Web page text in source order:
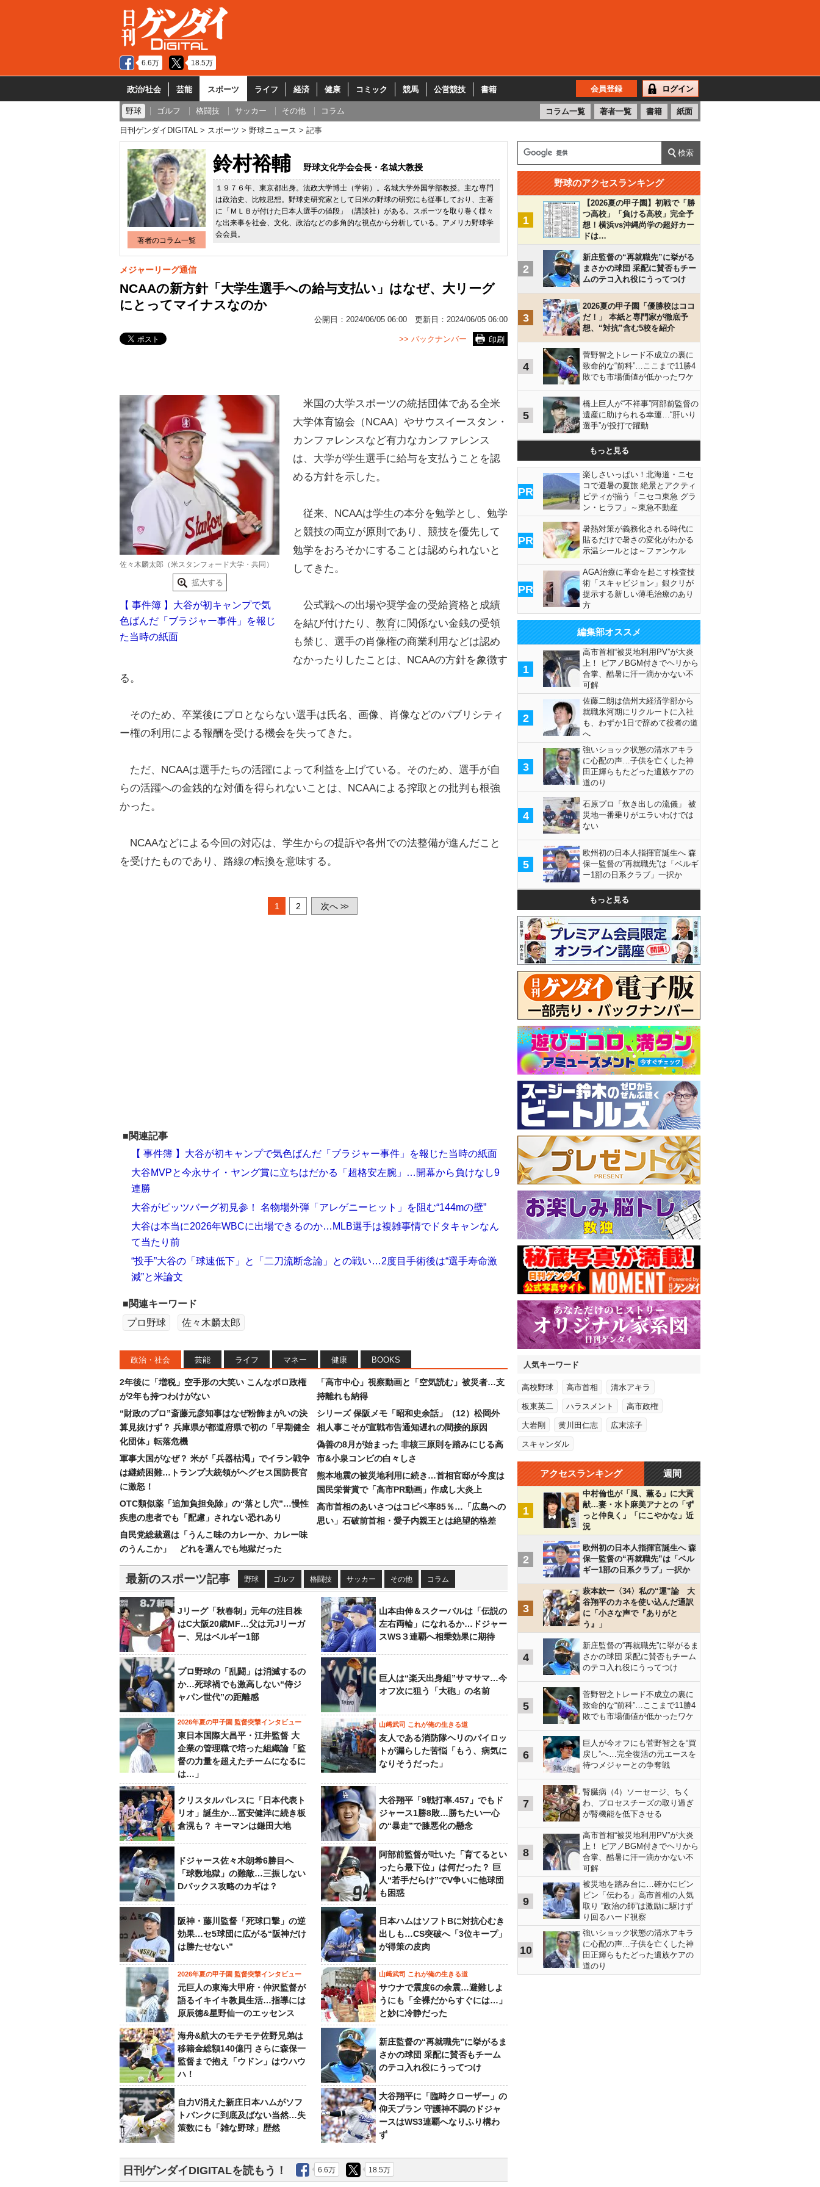
6.6万 18.5万
政治/社会 芸能 スポーツ ライフ 経済 健康 コミック 競馬 公営競技 書籍 会員登録 ログイン
野球 ゴルフ 格闘技 サッカー その他 コラム コラム一覧 著者一覧 書籍 紙面
日刊ゲンダイDIGITAL スポーツ 野球ニュース 記事
著者のコラム一覧
鈴村裕輔 野球文化学会会長・名城大教授
１９７６年、東京都出身。法政大学博士（学術）。名城大学外国学部教授。主な専門
は政治史、比較思想。野球史研究家として日米の野球の研究にも従事しており、主著
に「ＭＬＢが付けた日本人選手の値段」（講談社）がある。スポーツを取り巻く様々
な出来事を社会、文化、政治などの多角的な視点から分析している。アメリカ野球学
会会員。
メジャーリーグ通信
NCAAの新方針「大学生選手への給与支払い」はなぜ、大リーグ
にとってマイナスなのか
公開日： 2024/06/05 06:00 更新日： 2024/06/05 06:00
印刷
>> バックナンバー
佐々木麟太郎（米スタンフォード大学・共同）
拡大する
【 事件簿 】大谷が初キャンプで気
色ばんだ「ブラジャー事件」を報じ
た当時の紙面
米国の大学スポーツの統括団体である全米
大学体育協会（NCAA）やサウスイースタン・
カンファレンスなど有力なカンファレンス
は、大学が学生選手に給与を支払うことを認
める方針を示した。
従来、NCAAは学生の本分を勉学とし、勉学
と競技の両立が原則であり、競技を優先して
勉学をおろそかにすることは認められないと
してきた。
公式戦への出場や奨学金の受給資格と成績
を結び付けたり、 教育に関係ない金銭の受領
も禁じ、選手の肖像権の商業利用などは認め
なかったりしたことは、NCAAの方針を象徴す
る。
そのため、卒業後にプロとならない選手は氏名、画像、肖像などのパブリシティ
ー権の利用による報酬を受ける機会を失ってきた。
ただ、NCAAは選手たちの活躍によって利益を上げている。そのため、選手が自
らの活躍への金銭的な対価を得られないことは、NCAAによる搾取との批判も根強
かった。
NCAAなどによる今回の対応は、学生からの提訴や各州での法整備が進んだこと
を受けたものであり、路線の転換を意味する。
1 2 次へ >>
■関連記事
【 事件簿 】大谷が初キャンプで気色ばんだ「ブラジャー事件」を報じた当時の紙面
大谷MVPと今永サイ・ヤング賞に立ちはだかる「超格安左腕」…開幕から負けなし9
連勝
大谷がピッツバーグ初見参！ 名物場外弾「アレゲニーヒット」を阻む“144mの壁”
大谷は本当に2026年WBCに出場できるのか…MLB選手は複雑事情でドタキャンなん
て当たり前
“投手”大谷の「球速低下」と「二刀流断念論」との戦い…2度目手術後は“選手寿命激
減”と米論文
■関連キーワード
プロ野球
佐々木麟太郎
政治・社会 芸能 ライフ マネー 健康 BOOKS
2年後に「増税」空手形の大笑い こんなボロ政権
が2年も持つわけがない
“財政のプロ”斎藤元彦知事はなぜ粉飾まがいの決
算見抜けず？ 兵庫県が都道府県で初の「早期健全
化団体」転落危機
軍事大国がなぜ？ 米が「兵器枯渇」でイラン戦争
は継続困難…トランプ大統領がヘグセス国防長官
に激怒！
OTC類似薬「追加負担免除」の“落とし穴”…慢性
疾患の患者でも「配慮」されない恐れあり
自民党総裁選は「うんこ味のカレーか、カレー味
のうんこか」 どれを選んでも地獄だった
「高市中心」視察動画と「空気読む」被災者…支
持離れも納得
シリーズ 保阪メモ「昭和史余話」（12）松岡外
相人事こそが宣戦布告通知遅れの間接的原因
偽善の8月が始まった 非核三原則を踏みにじる高
市&小泉コンビの白々しさ
熊本地震の被災地利用に続き…首相官邸が今度は
国民栄誉賞で「高市PR動画」作成し大炎上
高市首相のあいさつはコピペ率85％…「広島への
思い」石破前首相・愛子内親王とは絶望的格差
最新のスポーツ記事 野球 ゴルフ 格闘技 サッカー その他 コラム
Jリーグ「秋春制」元年の注目株
はC大阪20歳MF…父は元Jリーガ
ー、兄はベルギー1部
山本由伸＆スクーバルは「伝説の
左右両輪」になれるか…ドジャー
スWS３連覇へ相乗効果に期待
プロ野球の「乱闘」は消滅するの
か…死球禍でも激高しない“侍ジ
ャパン世代”の距離感
巨人は“楽天出身組”サマサマ…今
オフ次に狙う「大砲」の名前
2026年夏の甲子園 監督突撃インタビュー
東日本国際大昌平・江井監督 大
企業の管理職で培った組織論「監
督の力量を超えたチームになるに
は…」
山﨑武司 これが俺の生きる道
友人である消防隊ヘリのパイロッ
トが漏らした苦悩「もう、病気に
なりそうだった」
クリスタルパレスに「日本代表ト
リオ」誕生か…冨安健洋に続き板
倉滉も？ キーマンは鎌田大地
大谷翔平「9戦打率.457」でもド
ジャース1勝8敗…勝ちたい一心
の“暴走”で膝悪化の懸念
ドジャース佐々木朗希6勝目へ
「球数地獄」の難敵…三振しない
Dバックス攻略のカギは？
阿部前監督が吐いた「育てるとい
ったら最下位」は何だった？ 巨
人“若手だらけ”でV争いに他球団
も困惑
阪神・藤川監督「死球口撃」の逆
効果…セ5球団に広がる“阪神だけ
は勝たせない”
日本ハムはソフトBに対抗心むき
出しも…CS突破へ「3位キープ」
が得策の皮肉
2026年夏の甲子園 監督突撃インタビュー
元巨人の東海大甲府・仲沢監督が
語るイキイキ教員生活…指導には
原辰徳&星野仙一のエッセンス
山﨑武司 これが俺の生きる道
サウナで震度6の余震…避難しよ
うにも「全裸だからすぐには…」
と妙に冷静だった
海舟&航大のモテモテ佐野兄弟は
移籍金総額140億円 さらに森保一
監督まで抱え「ウドン」はウハウ
ハ！
新庄監督の“再就職先”に挙がるま
さかの球団 采配に賛否もチーム
のテコ入れ役にうってつけ
自力V消えた新庄日本ハムがソフ
トバンクに到底及ばない当然…失
策数にも「雑な野球」歴然
大谷翔平に「臨時クローザー」の
仰天プラン 守護神不調のドジャ
ースはWS3連覇へなりふり構わ
ず
日刊ゲンダイDIGITALを読もう！ 6.6万 18.5万
野球のアクセスランキング
1
【2026夏の甲子園】初戦で「勝
つ高校」「負ける高校」完全予
想！横浜vs沖縄尚学の超好カー
ドは…
2
新庄監督の“再就職先”に挙がる
まさかの球団 采配に賛否もチー
ムのテコ入れ役にうってつけ
3
2026夏の甲子園「優勝校はココ
だ！」 本紙と専門家が徹底予
想、“対抗”含む5校を紹介
4
菅野智之トレード不成立の裏に
致命的な“前科”…ここまで11勝4
敗でも市場価値が低かったワケ
5
橋上巨人が“不祥事”阿部前監督の
遺産に助けられる幸運…“肝いり
選手”が投打で躍動
もっと見る
PR
楽しさいっぱい！北海道・ニセ
コで避暑の夏旅 絶景とアクティ
ビティが揃う「ニセコ東急 グラ
ン・ヒラフ」～東急不動産
PR
暑熱対策が義務化される時代に
貼るだけで暑さの変化がわかる
示温シールとは～ファンケル
PR
AGA治療に革命を起こす検査技
術「スキャビジョン」銀クリが
提示する新しい薄毛治療のあり
方
編集部オススメ
1
高市首相“被災地利用PV”が大炎
上！ ピアノBGM付きでヘリから
合掌、酷暑に汗一滴かかない不
可解
2
佐藤二朗は信州大経済学部から
就職氷河期にリクルートに入社
も、わずか1日で辞めて役者の道
へ
3
強いショック状態の清水アキラ
に心配の声…子供を亡くした神
田正輝らもたどった遺族ケアの
道のり
4
石原プロ「炊き出しの流儀」 被
災地一番乗りがエラいわけでは
ない
5
欧州初の日本人指揮官誕生へ 森
保一監督の“再就職先”は「ベルギ
ー1部の日系クラブ」一択か
もっと見る
人気キーワード
高校野球 高市首相 清水アキラ
板東英二 ハラスメント 高市政権
大岩剛 黄川田仁志 広末涼子
スキャンダル
アクセスランキング 週間
1
中村倫也が「風、薫る」に大貢
献…妻・水卜麻美アナとの「ず
っと仲良く」「にこやかな」近
況
2
欧州初の日本人指揮官誕生へ 森
保一監督の“再就職先”は「ベル
ギー1部の日系クラブ」一択か
3
萩本欽一〈34〉私の“運”論 大
谷翔平のカネを使い込んだ通訳
に「小さな声で『ありがと
う』」
4
新庄監督の“再就職先”に挙がるま
さかの球団 采配に賛否もチーム
のテコ入れ役にうってつけ
5
菅野智之トレード不成立の裏に
致命的な“前科”…ここまで11勝4
敗でも市場価値が低かったワケ
6
巨人が今オフにも菅野智之を“買
戻し”へ…完全復活の元エースを
待つメジャーとの争奪戦
7
腎臓病（4）ソーセージ、ちく
わ、プロセスチーズの取り過ぎ
が腎機能を低下させる
8
高市首相“被災地利用PV”が大炎
上！ ピアノBGM付きでヘリから
合掌、酷暑に汗一滴かかない不
可解
9
被災地を踏み台に…確かにビン
ビン「伝わる」高市首相の人気
取り “政治の師”は激励に駆けず
り回るハード視察
10
強いショック状態の清水アキラ
に心配の声…子供を亡くした神
田正輝らもたどった遺族ケアの
道のり